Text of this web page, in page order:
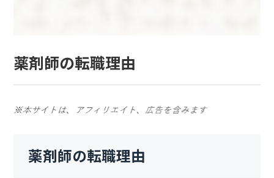
薬剤師の転職理由
薬剤師の転職理由